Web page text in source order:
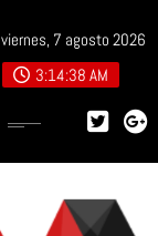
viernes, 7 agosto 2026
3:14:39 AM